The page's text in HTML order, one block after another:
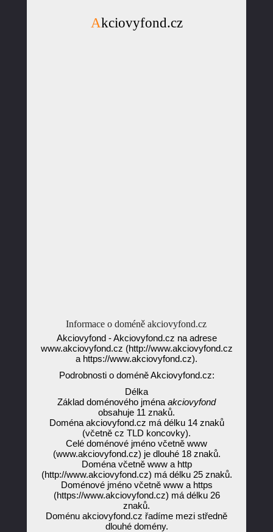
Akciovyfond.cz
Informace o doméně akciovyfond.cz
Akciovyfond - Akciovyfond.cz na adrese
www.akciovyfond.cz (http://www.akciovyfond.cz
a https://www.akciovyfond.cz).
Podrobnosti o doméně Akciovyfond.cz:
Délka
Základ doménového jména akciovyfond
obsahuje 11 znaků.
Doména akciovyfond.cz má délku 14 znaků
(včetně cz TLD koncovky).
Celé doménové jméno včetně www
(www.akciovyfond.cz) je dlouhé 18 znaků.
Doména včetně www a http
(http://www.akciovyfond.cz) má délku 25 znaků.
Doménové jméno včetně www a https
(https://www.akciovyfond.cz) má délku 26
znaků.
Doménu akciovyfond.cz řadíme mezi středně
dlouhé domény.